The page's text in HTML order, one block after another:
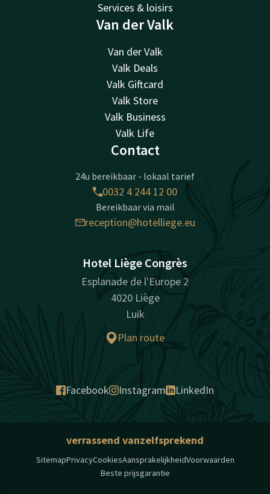
Services & loisirs
Van der Valk
Van der Valk
Valk Deals
Valk Giftcard
Valk Store
Valk Business
Valk Life
Contact
24u bereikbaar - lokaal tarief
0032 4 244 12 00
Bereikbaar via mail
reception@hotelliege.eu
Hotel Liège Congrès
Esplanade de l'Europe 2
4020 Liège
Luik
Plan route
Facebook Instagram LinkedIn
verrassend vanzelfsprekend
SitemapPrivacyCookiesAansprakelijkheidVoorwaarden
Beste prijsgarantie